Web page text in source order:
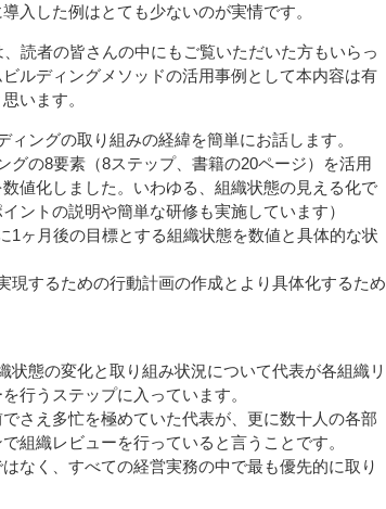
入した例はとても少ないのが実情です。
読者の皆さんの中にもご覧いただいた方もいらっ
ルディングメソッドの活用事例として本内容は有
います。
ングの取り組みの経緯を簡単にお話します。
グの8要素（8ステップ、書籍の20ページ）を活用
値化しました。いわゆる、組織状態の見える化で
ントの説明や簡単な研修も実施しています）
1ヶ月後の目標とする組織状態を数値と具体的な状
現するための行動計画の作成とより具体化するため
状態の変化と取り組み状況について代表が各組織リ
行うステップに入っています。
さえ多忙を極めていた代表が、更に数十人の各部
組織レビューを行っていると言うことです。
なく、すべての経営実務の中で最も優先的に取り